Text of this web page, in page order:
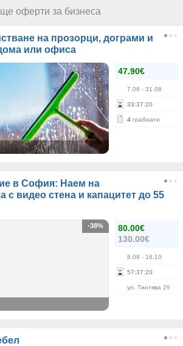
оферти за бизнеса
на прозорци, дограми и
или офиса
47.90€
7.08 - 31.08
33:37:19
4 грабнати
в София: Наем на
с видео стена и капацитет до 55
80.00€
130.00€
8.08 - 16.10
57:37:19
ул. Тинтява 29
-38%